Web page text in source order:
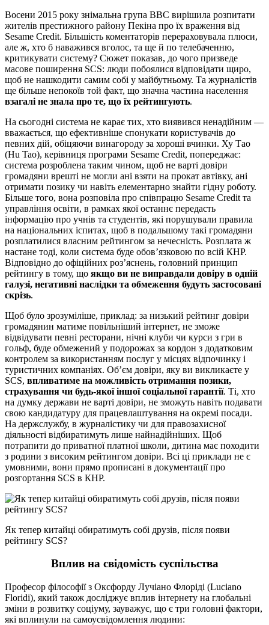
Восени 2015 року знімальна група BBC вирішила розпитати
жителів престижного району Пекіна про їх враження від
Sesame Credit. Більшість коментаторів перераховувала плюси,
але ж, хто б наважився вголос, та ще й по телебаченню,
критикувати систему? Сюжет показав, до чого призведе
масове поширення SCS: люди побоялися відповідати щиро,
щоб не нашкодити самим собі у майбутньому. Та журналістів
ще більше непокоїв той факт, що значна частина населення
взагалі не знала про те, що їх рейтингують.
На сьогодні система не карає тих, хто виявився ненадійним —
вважається, що ефективніше спонукати користувачів до
певних дій, обіцяючи винагороду за хороші вчинки. Ху Тао
(Hu Tao), керівниця програми Sesame Credit, попереджає:
система розроблена таким чином, щоб не варті довіри
громадяни врешті не могли ані взяти на прокат автівку, ані
отримати позику чи навіть елементарно знайти гідну роботу.
Більше того, вона розповіла про співпрацю Sesame Credit та
управління освіти, в рамках якої останнє передасть
інформацію про учнів та студентів, які порушували правила
на національних іспитах, щоб в подальшому такі громадяни
розплатилися власним рейтингом за нечесність. Розплата ж
настане тоді, коли система буде обов’язковою по всій КНР.
Відповідно до офіційних роз’яснень, головний принцип
рейтингу в тому, що якщо ви не виправдали довіру в одній
галузі, негативні наслідки та обмеження будуть застосовані
скрізь.
Щоб було зрозуміліше, приклад: за низький рейтинг довіри
громадянин матиме повільніший інтернет, не зможе
відвідувати певні ресторани, нічні клуби чи курси з гри в
гольф, буде обмежений у подорожах за кордон з додатковим
контролем за використанням послуг у місцях відпочинку і
туристичних компаніях. Об’єм довіри, яку ви викликаєте у
SCS, впливатиме на можливість отримання позики,
страхування чи будь-якої іншої соціальної гарантії. Ті, хто
на думку держави не варті довіри, не зможуть навіть подавати
свою кандидатуру для працевлаштування на окремі посади.
На держслужбу, в журналістику чи для правозахисної
діяльності відбиратимуть лише найнадійніших. Щоб
потрапити до приватної платної школи, дитина має походити
з родини з високим рейтингом довіри. Всі ці приклади не є
умовними, вони прямо прописані в документації про
розгортання SCS в КНР.
Як тепер китайці обиратимуть собі друзів, після появи
рейтингу SCS?
Вплив на свідомість суспільства
Професор філософії з Оксфорду Лучіано Флоріді (Luciano
Floridi), який також досліджує вплив інтернету на глобальні
зміни в розвитку соціуму, зауважує, що є три головні фактори,
які вплинули на самоусвідомлення людини: